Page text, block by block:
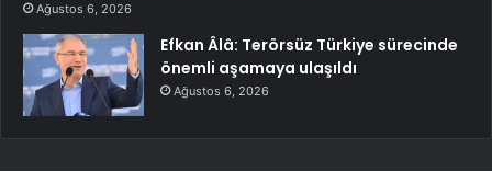
Ağustos 6, 2026
Efkan Âlâ: Terörsüz Türkiye sürecinde
önemli aşamaya ulaşıldı
Ağustos 6, 2026